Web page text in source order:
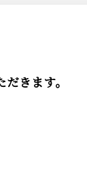
きます。